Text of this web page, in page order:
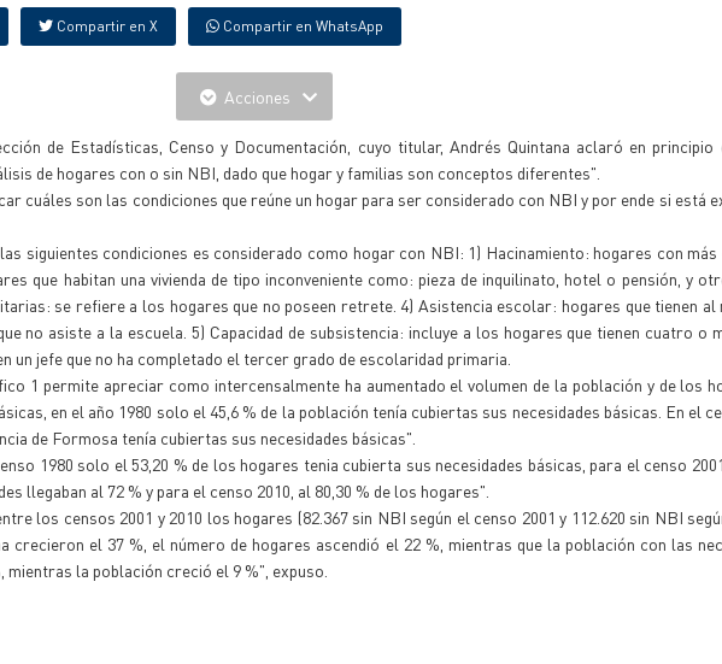
Compartir en X Compartir en WhatsApp
Acciones
de Estadísticas, Censo y Documentación, cuyo titular, Andrés Quintana aclaró en
de hogares con o sin NBI, dado que hogar y familias son conceptos diferentes".
cuáles son las condiciones que reúne un hogar para ser considerado con NBI y por ende si está
siguientes condiciones es considerado como hogar con NBI: 1) Hacinamiento: hogares con
que habitan una vivienda de tipo inconveniente como: pieza de inquilinato, hotel o pensión, y
se refiere a los hogares que no poseen retrete. 4) Asistencia escolar: hogares que tienen al
no asiste a la escuela. 5) Capacidad de subsistencia: incluye a los hogares que tienen cuatro o
un jefe que no ha completado el tercer grado de escolaridad primaria.
1 permite apreciar como intercensalmente ha aumentado el volumen de la población y de los
en el año 1980 solo el 45,6 % de la población tenía cubiertas sus necesidades básicas. En el
de Formosa tenía cubiertas sus necesidades básicas".
1980 solo el 53,20 % de los hogares tenia cubierta sus necesidades básicas, para el censo
llegaban al 72 % y para el censo 2010, al 80,30 % de los hogares".
los censos 2001 y 2010 los hogares (82.367 sin NBI según el censo 2001 y 112.620 sin NBI
crecieron el 37 %, el número de hogares ascendió el 22 %, mientras que la población con las
mientras la población creció el 9 %", expuso.